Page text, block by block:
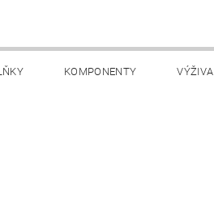
KOMPONENTY VÝŽIVA